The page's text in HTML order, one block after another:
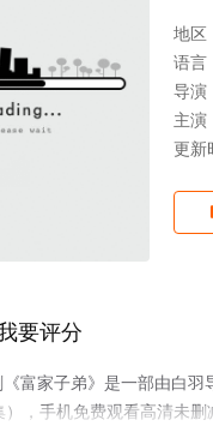
地区
语言
导演
主演
更新
要评分
富家子弟》是一部由白
），手机免费观看高清未